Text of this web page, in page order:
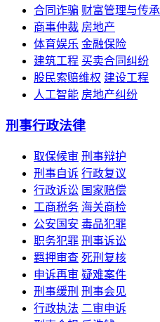
合同诈骗 财富管理与传承
商事仲裁 房地产
体育娱乐 金融保险
建筑工程 买卖合同纠纷
股民索赔维权 建设工程
人工智能 房地产纠纷
刑事行政法律
取保候审 刑事辩护
刑事自诉 行政复议
行政诉讼 国家赔偿
工商税务 海关商检
公安国安 毒品犯罪
职务犯罪 刑事诉讼
羁押审查 死刑复核
申诉再审 疑难案件
刑事缓刑 刑事会见
行政执法 二审申诉